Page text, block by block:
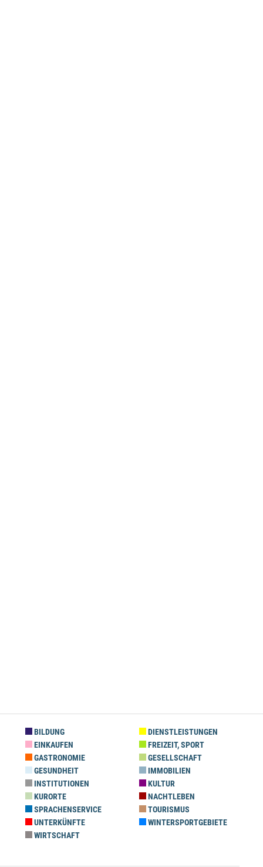
BILDUNG
DIENSTLEISTUNGEN
EINKAUFEN
FREIZEIT, SPORT
GASTRONOMIE
GESELLSCHAFT
GESUNDHEIT
IMMOBILIEN
INSTITUTIONEN
KULTUR
KURORTE
NACHTLEBEN
SPRACHENSERVICE
TOURISMUS
UNTERKÜNFTE
WINTERSPORTGEBIETE
WIRTSCHAFT